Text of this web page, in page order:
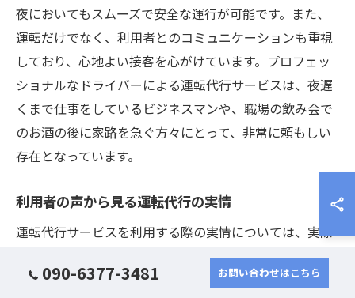
夜においてもスムーズで安全な運行が可能です。また、
運転だけでなく、利用者とのコミュニケーションも重視
しており、心地よい接客を心がけています。プロフェッ
ショナルなドライバーによる運転代行サービスは、夜遅
くまで仕事をしているビジネスマンや、職場の飲み会で
のお酒の後に家路を急ぐ方々にとって、非常に頼もしい
存在となっています。
利用者の声から見る運転代行の実情
運転代行サービスを利用する際の実情については、実際
の利用者の声から多くのことを学ぶことができます。福
岡県内での運転代行を利用する方々が共通して挙げるポ
090-6377-3481 お問い合わせはこちら